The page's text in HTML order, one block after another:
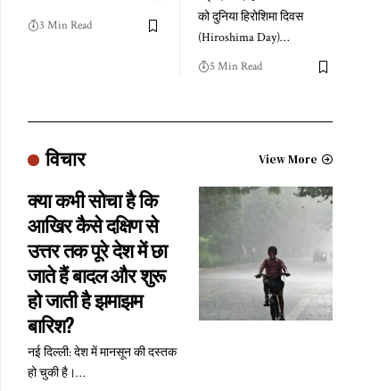
3 Min Read
को दुनिया हिरोशिमा दिवस
(Hiroshima Day)…
5 Min Read
विचार View More
क्या कभी सोचा है कि
आखिर कैसे दक्षिण से
उत्तर तक पूरे देश में छा
जाते हैं बादल और शुरू
हो जाती है झमाझम
बारिश?
नई दिल्ली: देश में मानसून की दस्तक
हो चुकी है।…